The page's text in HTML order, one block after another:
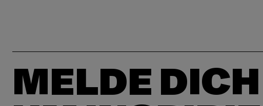
MELDE